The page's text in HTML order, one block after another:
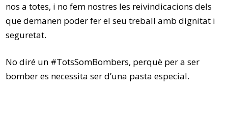
nos a totes, i no fem nostres les reivindicacions dels
que demanen poder fer el seu treball amb dignitat i
seguretat.
No diré un #TotsSomBombers, perquè per a ser
bomber es necessita ser d’una pasta especial.